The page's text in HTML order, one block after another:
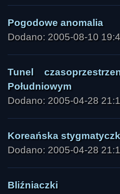
Pogodowe anomalia
Dodano: 2005-08-10
Tunel
Południowym
Dodano: 2005-04-28
Koreańska
Dodano: 2005-04-28
Bliźniaczki